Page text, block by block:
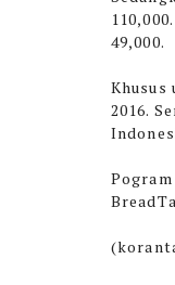
49,000.
Khusus
2016.